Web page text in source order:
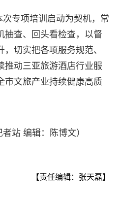
专项培训启动为契机，常
抽查、回头看检查，以督
切实把各项服务规范、
推动三亚旅游酒店行业服
市文旅产业持续健康高质
站 编辑：陈博文）
【责任编辑：张天磊】